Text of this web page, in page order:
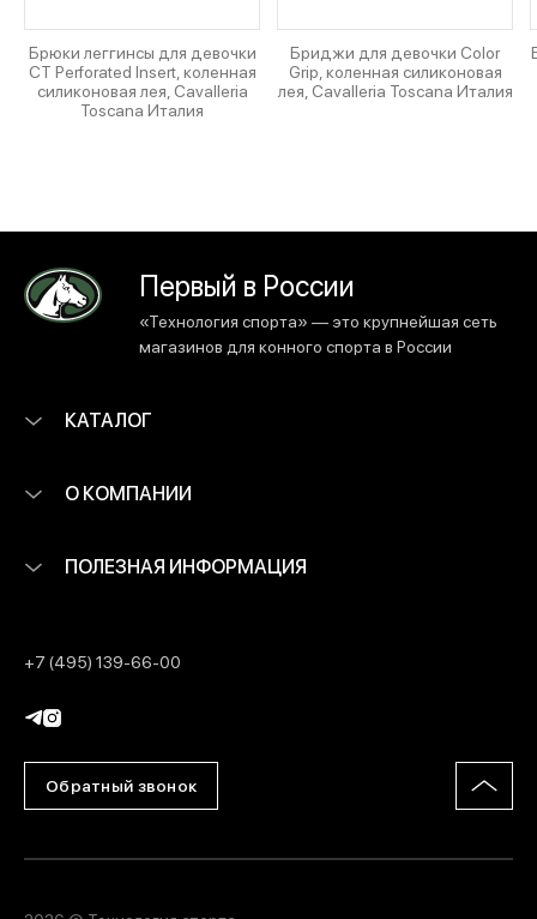
Брюки леггинсы для девочки
CT Perforated Insert, коленная
силиконовая лея, Cavalleria
Toscana Италия
Бриджи для девочки Color
Grip, коленная силиконовая
лея, Cavalleria Toscana Италия
Первый в России
«Технология спорта» — это крупнейшая сеть
магазинов для конного спорта в России
КАТАЛОГ
О КОМПАНИИ
ПОЛЕЗНАЯ ИНФОРМАЦИЯ
+7 (495) 139-66-00
Обратный звонок